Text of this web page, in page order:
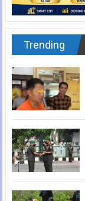
Trending